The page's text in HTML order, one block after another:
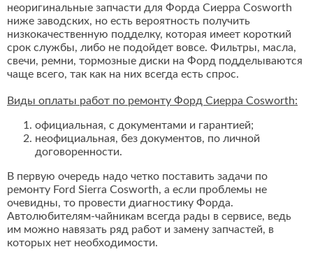
неоригинальные запчасти для Форда Сиерра Cosworth
ниже заводских, но есть вероятность получить
низкокачественную подделку, которая имеет короткий
срок службы, либо не подойдет вовсе. Фильтры, масла,
свечи, ремни, тормозные диски на Форд подделываются
чаще всего, так как на них всегда есть спрос.
Виды оплаты работ по ремонту Форд Сиерра Cosworth:
официальная, с документами и гарантией;
неофициальная, без документов, по личной
договоренности.
В первую очередь надо четко поставить задачи по
ремонту Ford Sierra Cosworth, а если проблемы не
очевидны, то провести диагностику Форда.
Автолюбителям-чайникам всегда рады в сервисе, ведь
им можно навязать ряд работ и замену запчастей, в
которых нет необходимости.